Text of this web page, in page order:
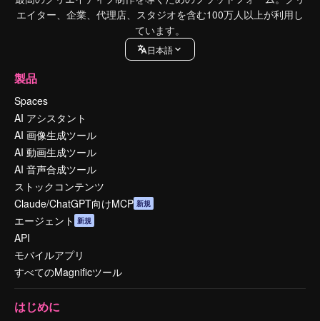
エイター、企業、代理店、スタジオを含む100万人以上が利用し
ています。
日本語
製品
Spaces
AI アシスタント
AI 画像生成ツール
AI 動画生成ツール
AI 音声合成ツール
ストックコンテンツ
Claude/ChatGPT向けMCP 新規
エージェント 新規
API
モバイルアプリ
すべてのMagnificツール
はじめに